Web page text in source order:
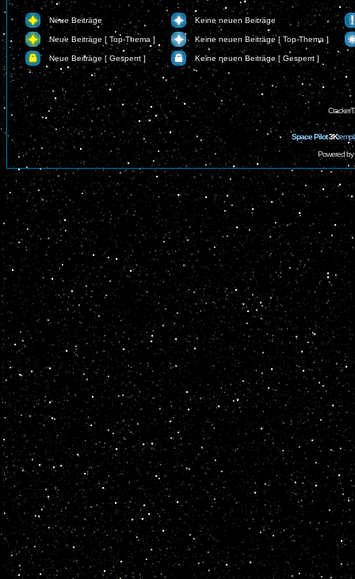
Neue Beiträge Keine neuen Beiträge
Neue Beiträge [ Top-Thema ] Keine neuen Beiträge [ Top-Thema ]
Neue Beiträge [ Gesperrt ] Keine neuen Beiträge [ Gesperrt ]
Space Pilot3K
Powered by